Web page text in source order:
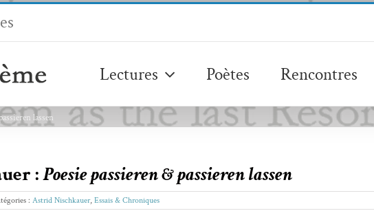
Lectures Poètes Rencontres
lassen
:Poesie passieren & passieren lassen
: Astrid Nischkauer, Essais & Chroniques